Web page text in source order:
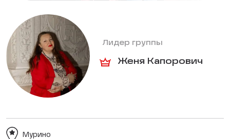
Лидер группы
Женя Капорович
Мурино